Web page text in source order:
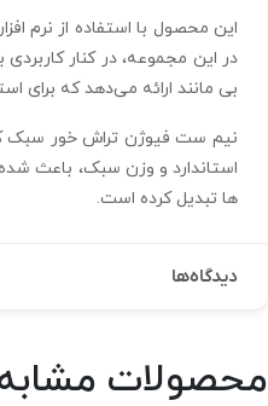
در این مجموعه، در کنار
بی‌ مانند ارائه می‌دهد که برای
استاندارد و وزن سبک، باعث
ها تبدیل کرده است.
دیدگاه‌ها
محصولات